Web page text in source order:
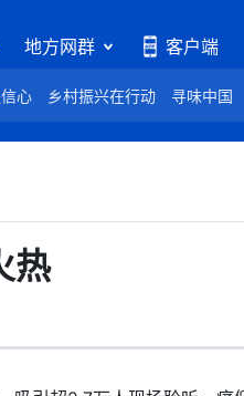
地方网群 客户端
心 乡村振兴在行动 寻味中国
热